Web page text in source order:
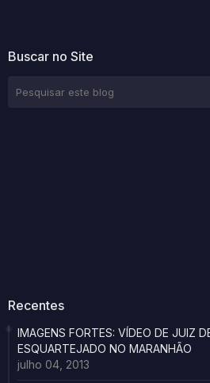
Buscar no Site
Recentes
IMAGENS FORTES: VÍDEO DE JUIZ
ESQUARTEJADO NO MARANHÃO
julho 04, 2013